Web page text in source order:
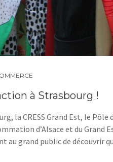
à Strasbourg !
la CRESS Grand Est, le Pôle
d’Alsace et du Grand
au grand public de découvrir